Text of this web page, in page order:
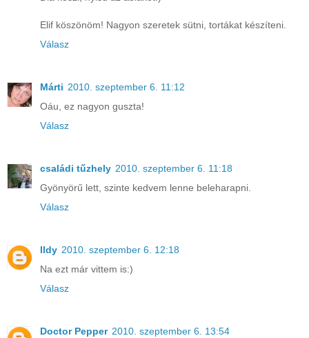
Elif köszönöm! Nagyon szeretek sütni, tortákat készíteni.
Válasz
Márti 2010. szeptember 6. 11:12
Oáu, ez nagyon guszta!
Válasz
családi tűzhely 2010. szeptember 6. 11:18
Gyönyörű lett, szinte kedvem lenne beleharapni.
Válasz
Ildy 2010. szeptember 6. 12:18
Na ezt már vittem is:)
Válasz
Doctor Pepper 2010. szeptember 6. 13:54